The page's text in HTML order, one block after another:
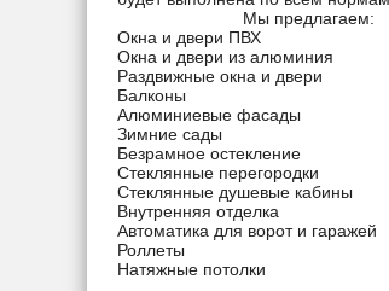
Мы предлагаем:
Окна и двери ПВХ
Окна и двери из алюминия
Раздвижные окна и двери
Балконы
Алюминиевые фасады
Зимние сады
Безрамное остекление
Стеклянные перегородки
Стеклянные душевые кабины
Внутренняя отделка
Автоматика для ворот и гаражей
Роллеты
Натяжные потолки